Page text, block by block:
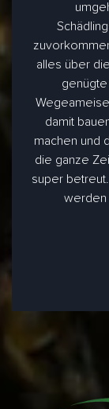
alles über
damit
machen und
die ganze
super
werden